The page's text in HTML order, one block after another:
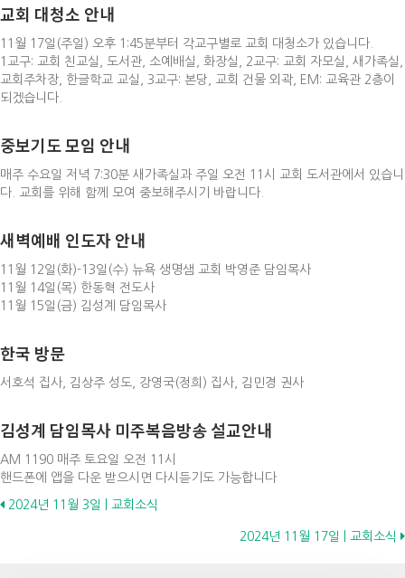
교회 대청소 안내
11월 17일(주일) 오후 1:45분부터 각교구별로 교회 대청소가 있습니다.
1교구: 교회 친교실, 도서관, 소예배실, 화장실, 2교구: 교회 자모실, 새가족실,
교회주차장, 한글학교 교실, 3교구: 본당, 교회 건물 외곽, EM: 교육관 2층이
되겠습니다.
중보기도 모임 안내
매주 수요일 저녁 7:30분 새가족실과 주일 오전 11시 교회 도서관에서 있습니
다. 교회를 위해 함께 모여 중보해주시기 바랍니다.
새벽예배 인도자 안내
11월 12일(화)-13일(수) 뉴욕 생명샘 교회 박영준 담임목사
11월 14일(목) 한동혁 전도사
11월 15일(금) 김성계 담임목사
한국 방문
서호석 집사, 김상주 성도, 강영국(정희) 집사, 김민경 권사
김성계 담임목사 미주복음방송 설교안내
AM 1190 매주 토요일 오전 11시
핸드폰에 앱을 다운 받으시면 다시듣기도 가능합니다
Posts
2024년 11월 3일 | 교회소식
2024년 11월 17일 | 교회소식